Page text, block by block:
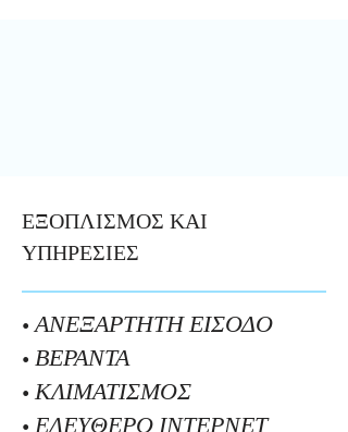
ΕΞΟΠΛΙΣΜΟΣ ΚΑΙ
ΥΠΗΡΕΣΙΕΣ
• ΑΝΕΞΑΡΤΗΤΗ ΕΙΣΟΔΟ
• ΒΕΡΑΝΤΑ
• ΚΛΙΜΑΤΙΣΜΟΣ
• ΕΛΕΥΘΕΡΟ ΙΝΤΕΡΝΕΤ